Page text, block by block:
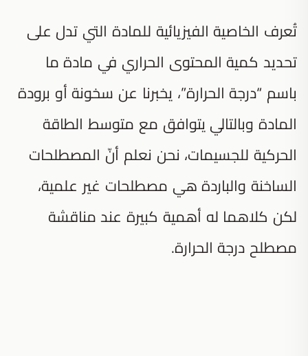
تُعرف الخاصية الفيزيائية للمادة التي تدل على
تحديد كمية المحتوى الحراري في مادة ما
باسم “درجة الحرارة”، يخبرنا عن سخونة أو برودة
المادة وبالتالي يتوافق مع متوسط الطاقة
الحركية للجسيمات، نحن نعلم أنّ المصطلحات
الساخنة والباردة هي مصطلحات غير علمية،
لكن كلاهما له أهمية كبيرة عند مناقشة
مصطلح درجة الحرارة.